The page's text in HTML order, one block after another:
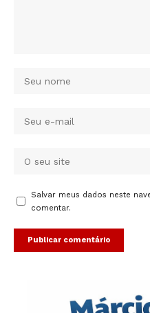
Salvar meus dados neste
comentar.